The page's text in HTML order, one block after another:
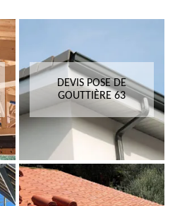
DEVIS POSE DE
GOUTTIÈRE 63